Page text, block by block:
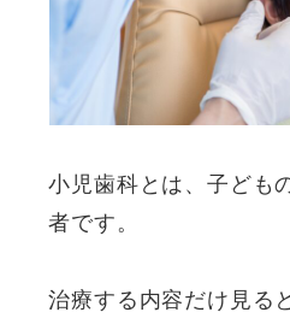
小児歯科とは、子ども
者です。
治療する内容だけ見る